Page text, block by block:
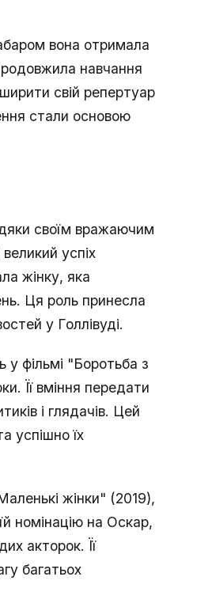
вона отримала
навчання
свій репертуар
стали основою
своїм вражаючим
успіх
жінку, яка
Ця роль принесла
у Голлівуді.
у фільмі "Боротьба з
Її вміння передати
і глядачів. Цей
успішно їх
жінки" (2019),
номінацію на Оскар,
акторок. Її
багатьох